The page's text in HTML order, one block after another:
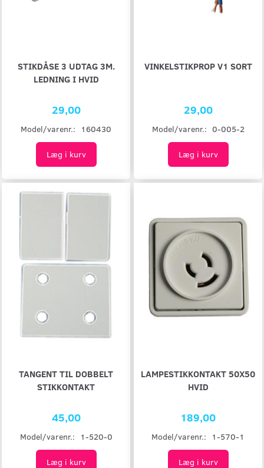
STIKDÅSE 3 UDTAG 3M.
LEDNING I HVID
29,00
Model/varenr.: 160430
Læg i kurv
VINKELSTIKPROP V1 SORT
29,00
Model/varenr.: 0-005-2
Læg i kurv
TANGENT TIL DOBBELT
STIKKONTAKT
45,00
Model/varenr.: 1-520-0
Læg i kurv
LAMPESTIKKONTAKT 50X50
HVID
189,00
Model/varenr.: 1-570-1
Læg i kurv